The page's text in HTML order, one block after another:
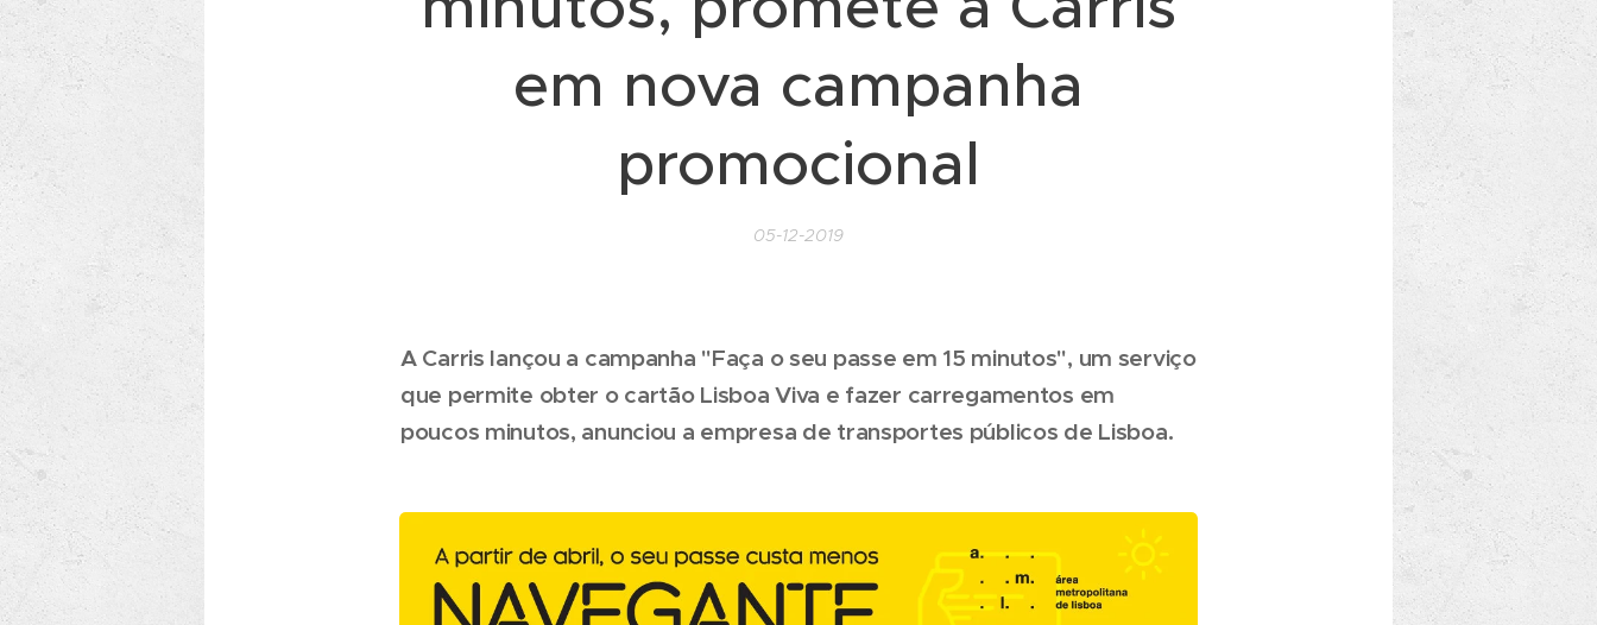
em nova campanha
promocional
05-12-2019
A Carris lançou a campanha "Faça o seu passe em 15 minutos", um serviço
que permite obter o cartão Lisboa Viva e fazer carregamentos em
poucos minutos, anunciou a empresa de transportes públicos de Lisboa.